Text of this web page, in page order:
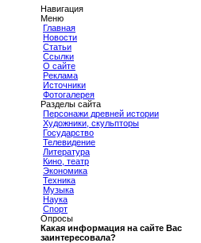
Навигация
Меню
Главная
Новости
Статьи
Ссылки
О сайте
Реклама
Источники
Фотогалерея
Разделы сайта
Персонажи древней истории
Художники, скульпторы
Государство
Телевидение
Литература
Кино, театр
Экономика
Техника
Музыка
Наука
Спорт
Опросы
Какая информация на сайте Вас
заинтересовала?